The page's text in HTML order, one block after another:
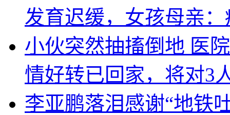
发育迟缓，女孩母亲
小伙突然抽搐倒地 医
情好转已回家，将对3
李亚鹏落泪感谢“地铁